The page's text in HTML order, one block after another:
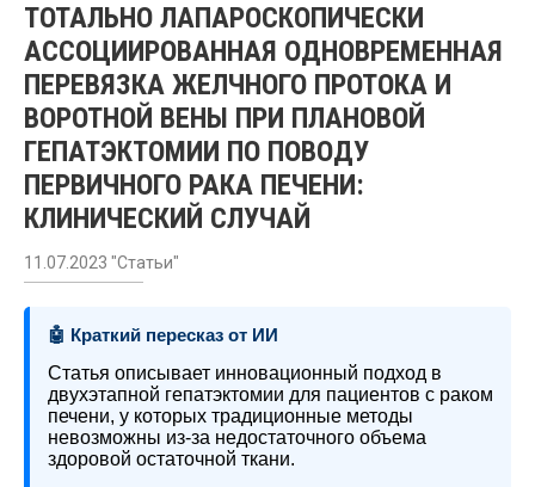
ТОТАЛЬНО ЛАПАРОСКОПИЧЕСКИ
АССОЦИИРОВАННАЯ ОДНОВРЕМЕННАЯ
ПЕРЕВЯЗКА ЖЕЛЧНОГО ПРОТОКА И
ВОРОТНОЙ ВЕНЫ ПРИ ПЛАНОВОЙ
ГЕПАТЭКТОМИИ ПО ПОВОДУ
ПЕРВИЧНОГО РАКА ПЕЧЕНИ:
КЛИНИЧЕСКИЙ СЛУЧАЙ
11.07.2023 "Статьи"
🤖 Краткий пересказ от ИИ
Статья описывает инновационный подход в
двухэтапной гепатэктомии для пациентов с раком
печени, у которых традиционные методы
невозможны из-за недостаточного объема
здоровой остаточной ткани.